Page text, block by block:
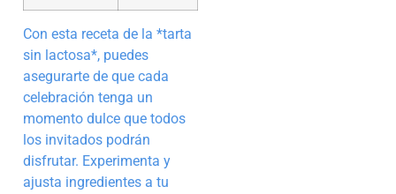
Con esta receta de la *tarta
sin lactosa*, puedes
asegurarte de que cada
celebración tenga un
momento dulce que todos
los invitados podrán
disfrutar. Experimenta y
ajusta ingredientes a tu